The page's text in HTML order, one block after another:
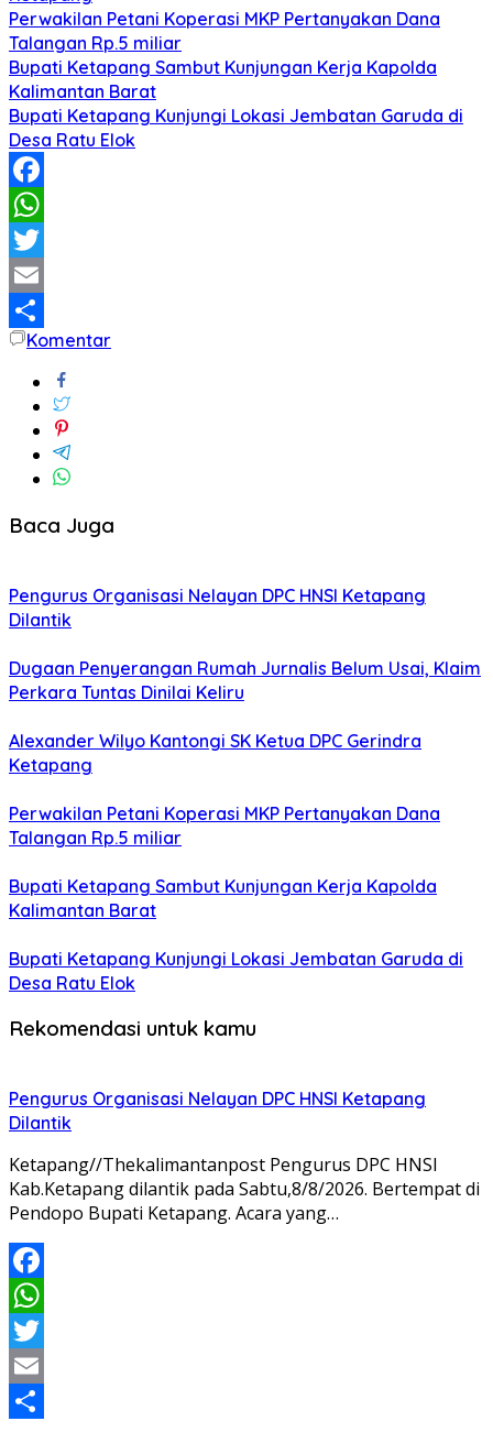
Perwakilan Petani Koperasi MKP Pertanyakan Dana
Talangan Rp.5 miliar
Bupati Ketapang Sambut Kunjungan Kerja Kapolda
Kalimantan Barat
Bupati Ketapang Kunjungi Lokasi Jembatan Garuda di
Desa Ratu Elok
Facebook
WhatsApp
Twitter
Email
Share
Komentar
Baca Juga
Pengurus Organisasi Nelayan DPC HNSI Ketapang
Dilantik
Dugaan Penyerangan Rumah Jurnalis Belum Usai, Klaim
Perkara Tuntas Dinilai Keliru
Alexander Wilyo Kantongi SK Ketua DPC Gerindra
Ketapang
Perwakilan Petani Koperasi MKP Pertanyakan Dana
Talangan Rp.5 miliar
Bupati Ketapang Sambut Kunjungan Kerja Kapolda
Kalimantan Barat
Bupati Ketapang Kunjungi Lokasi Jembatan Garuda di
Desa Ratu Elok
Rekomendasi untuk kamu
Pengurus Organisasi Nelayan DPC HNSI Ketapang
Dilantik
Ketapang//Thekalimantanpost Pengurus DPC HNSI
Kab.Ketapang dilantik pada Sabtu,8/8/2026. Bertempat di
Pendopo Bupati Ketapang. Acara yang…
Facebook
WhatsApp
Twitter
Email